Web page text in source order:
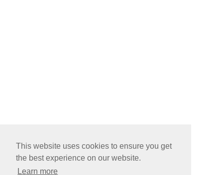
This website uses cookies to ensure you get
the best experience on our website.
Learn more